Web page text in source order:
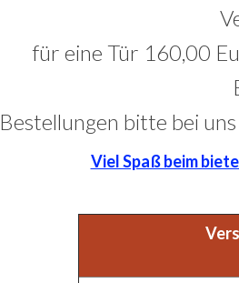
für eine Tür 160,00
Bestellungen bitte bei
Viel Spaß beim